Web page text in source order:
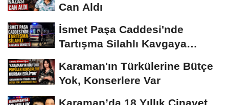
Can Aldı
İsmet Paşa Caddesi'nde
Tartışma Silahlı Kavgaya
Karaman'ın Türkülerine Bütçe
Yok, Konserlere Var